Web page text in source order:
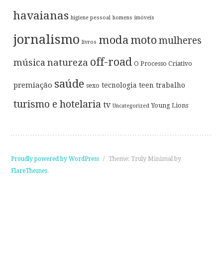
havaianas higiene pessoal homens imóveis
jornalismo livros moda moto mulheres
música natureza off-road O Processo Criativo
premiação saúde sexo tecnologia teen trabalho
turismo e hotelaria tv Uncategorized Young Lions
Proudly powered by WordPress /
Theme: Truly Minimal by
FlareThemes.